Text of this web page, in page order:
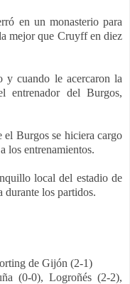
en un monasterio para
mejor que Cruyff en diez
y cuando le acercaron la
entrenador del Burgos,
el Burgos se hiciera cargo
los entrenamientos.
local del estadio de
durante los partidos.
de Gijón (2-1)
(0-0), Logroñés (2-2),